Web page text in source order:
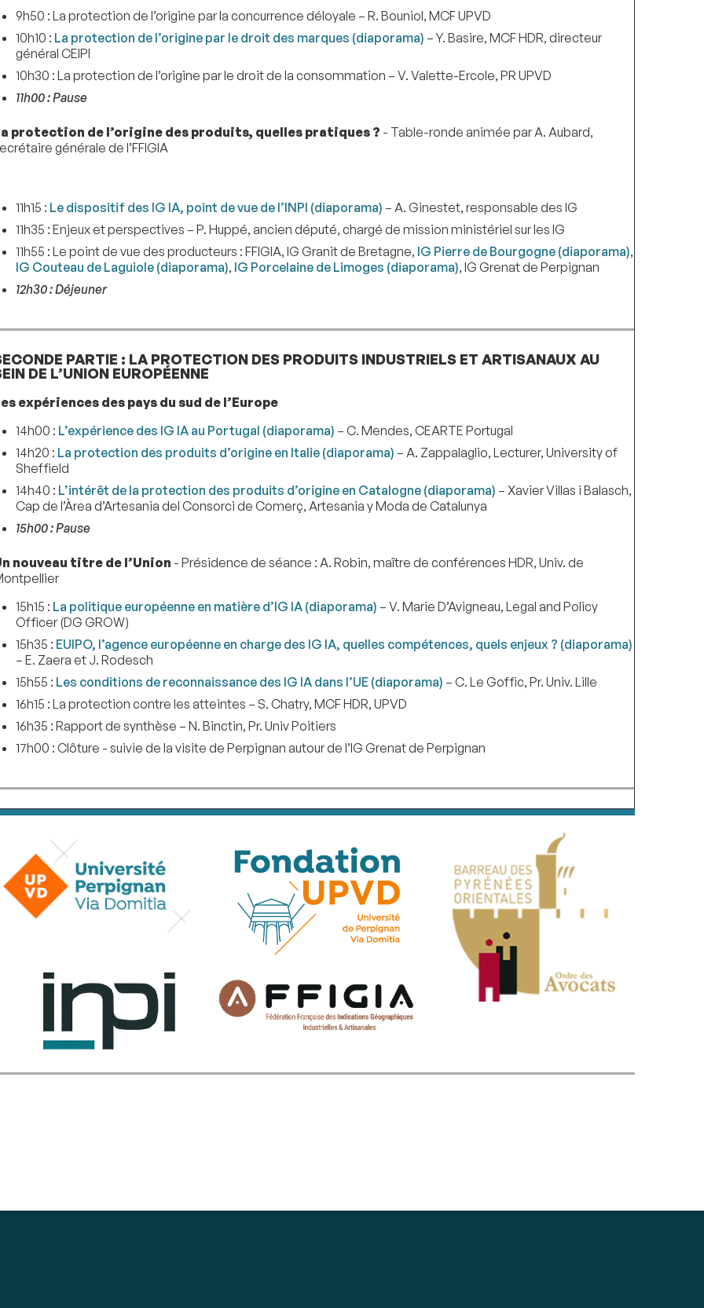
9h50 : La protection de l’origine par la concurrence déloyale – R. Bouniol, MCF UPVD
10h10 : La protection de l’origine par le droit des marques (diaporama) – Y. Basire, MCF HDR, directeur
général CEIPI
10h30 : La protection de l’origine par le droit de la consommation – V. Valette-Ercole, PR UPVD
11h00 : Pause
protection de l’origine des produits, quelles pratiques ? - Table-ronde animée par A. Aubard,
générale de l’FFIGIA
11h15 : Le dispositif des IG IA, point de vue de l’INPI (diaporama) – A. Ginestet, responsable des IG
11h35 : Enjeux et perspectives – P. Huppé, ancien député, chargé de mission ministériel sur les IG
11h55 : Le point de vue des producteurs : FFIGIA, IG Granit de Bretagne, IG Pierre de Bourgogne (diaporama),
IG Couteau de Laguiole (diaporama), IG Porcelaine de Limoges (diaporama), IG Grenat de Perpignan
12h30 : Déjeuner
PARTIE : LA PROTECTION DES PRODUITS INDUSTRIELS ET ARTISANAUX AU
DE L’UNION EUROPÉENNE
expériences des pays du sud de l’Europe
14h00 : L’expérience des IG IA au Portugal (diaporama) – C. Mendes, CEARTE Portugal
14h20 : La protection des produits d’origine en Italie (diaporama) – A. Zappalaglio, Lecturer, University of
Sheffield
14h40 : L’intérêt de la protection des produits d’origine en Catalogne (diaporama) – Xavier Villas i Balasch,
Cap de l’Àrea d’Artesania del Consorci de Comerç, Artesania y Moda de Catalunya
15h00 : Pause
nouveau titre de l’Union - Présidence de séance : A. Robin, maître de conférences HDR, Univ. de
15h15 : La politique européenne en matière d’IG IA (diaporama) – V. Marie D’Avigneau, Legal and Policy
Officer (DG GROW)
15h35 : EUIPO, l’agence européenne en charge des IG IA, quelles compétences, quels enjeux ? (diaporama)
– E. Zaera et J. Rodesch
15h55 : Les conditions de reconnaissance des IG IA dans l’UE (diaporama) – C. Le Goffic, Pr. Univ. Lille
16h15 : La protection contre les atteintes – S. Chatry, MCF HDR, UPVD
16h35 : Rapport de synthèse – N. Binctin, Pr. Univ Poitiers
17h00 : Clôture - suivie de la visite de Perpignan autour de l’IG Grenat de Perpignan